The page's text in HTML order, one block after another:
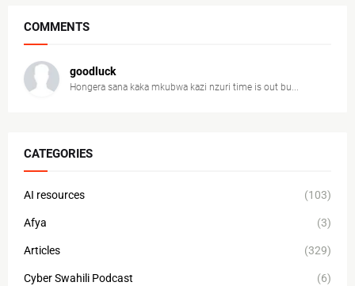
COMMENTS
goodluck
Hongera sana kaka mkubwa kazi nzuri time is out bu...
CATEGORIES
AI resources (103)
Afya (3)
Articles (329)
Cyber Swahili Podcast (6)